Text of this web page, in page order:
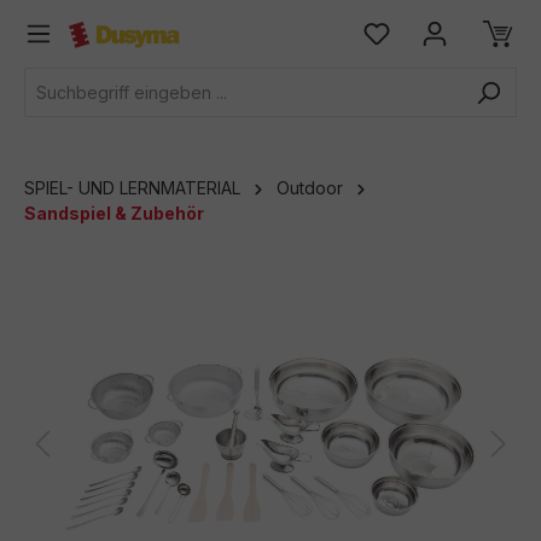
springen
SPIEL- UND LERNMATERIAL
Outdoor
Sandspiel & Zubehör